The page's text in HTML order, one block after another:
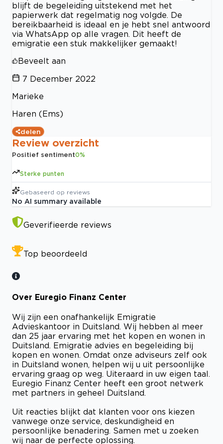
blijft de begeleiding uitstekend met het
papierwerk dat regelmatig nog volgde. De
bereikbaarheid is ideaal en je hebt snel antwoord
via WhatsApp op alle vragen. Dit heeft de
emigratie een stuk makkelijker gemaakt!
Beveelt aan
7 December 2022
Marieke
Haren (Ems)
delen
Review overzicht
Positief sentiment0%
Sterke punten
Gebaseerd op reviews
No AI summary available
Geverifieerde reviews
Top beoordeeld
Over Euregio Finanz Center
Wij zijn een onafhankelijk Emigratie
Advieskantoor in Duitsland. Wij hebben al meer
dan 25 jaar ervaring met het kopen en wonen in
Duitsland. Emigratie advies en begeleiding bij
kopen en wonen. Omdat onze adviseurs zelf ook
in Duitsland wonen, helpen wij u uit persoonlijke
ervaring graag op weg. Uiteraard in uw eigen taal.
Euregio Finanz Center heeft een groot netwerk
met partners in geheel Duitsland.
​Uit reacties blijkt dat klanten voor ons kiezen
vanwege onze service, deskundigheid en
persoonlijke benadering. Samen met u zoeken
wij naar de perfecte oplossing.